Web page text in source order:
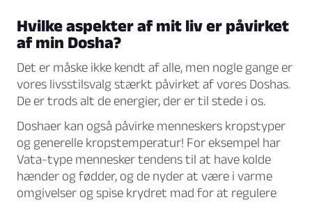
Hvilke aspekter af mit liv er påvirket
af min Dosha?
Det er måske ikke kendt af alle, men nogle gange er
vores livsstilsvalg stærkt påvirket af vores Doshas.
De er trods alt de energier, der er til stede i os.
Doshaer kan også påvirke menneskers kropstyper
og generelle kropstemperatur! For eksempel har
Vata-type mennesker tendens til at have kolde
hænder og fødder, og de nyder at være i varme
omgivelser og spise krydret mad for at regulere